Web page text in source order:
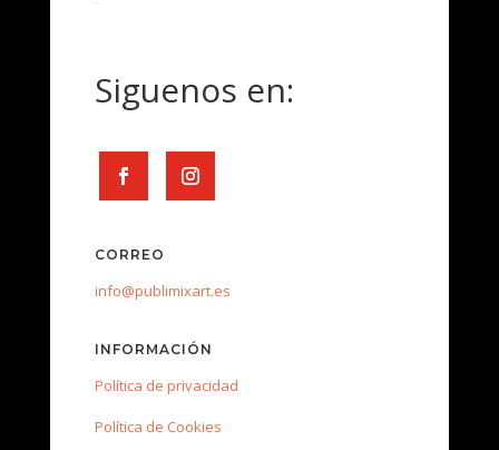
Siguenos en:
CORREO
info@publimixart.es
INFORMACIÓN
Política de privacidad
Política de Cookies